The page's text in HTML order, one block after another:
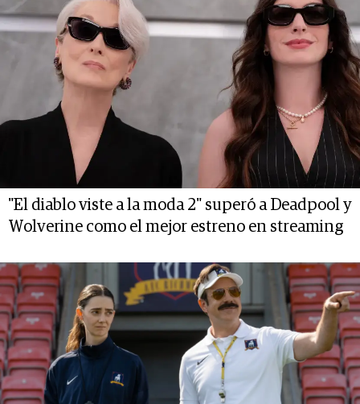
"El diablo viste a la moda 2" superó a Deadpool y
Wolverine como el mejor estreno en streaming